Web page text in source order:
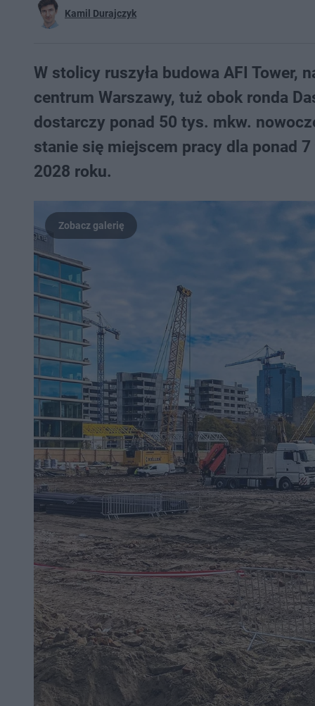
Kamil Durajczyk
W stolicy ruszyła budowa AFI Tower,
centrum Warszawy, tuż obok ronda
dostarczy ponad 50 tys. mkw.
stanie się miejscem pracy dla ponad
2028 roku.